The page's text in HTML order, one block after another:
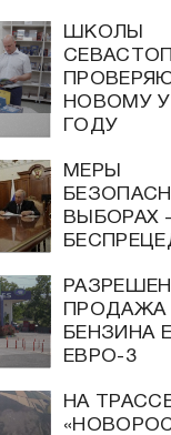
ШКОЛЫ
НОВОМУ
ГОДУ
МЕРЫ
ВЫБОРАХ
ПРОДАЖА
БЕНЗИНА
ЕВРО-3
НА